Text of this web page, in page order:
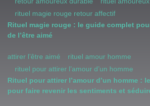
rituel magie rouge retour affectif
Rituel magie rouge : le guide complet
de l’être aimé
attirer l’être aimé
rituel amour homme
rituel pour attirer l’amour d’un homme
Rituel pour attirer l’amour d’un homme :
pour faire revenir les sentiments et